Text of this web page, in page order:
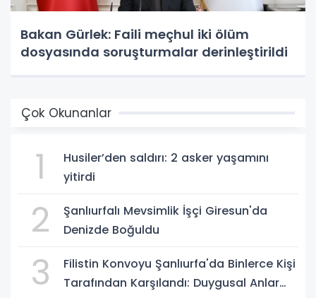
Bakan Gürlek: Faili meçhul iki ölüm
dosyasında soruşturmalar derinleştirildi
Çok Okunanlar
1
Husiler’den saldırı: 2 asker yaşamını
yitirdi
2
Şanlıurfalı Mevsimlik İşçi Giresun'da
Denizde Boğuldu
3
Filistin Konvoyu Şanlıurfa'da Binlerce Kişi
Tarafından Karşılandı: Duygusal Anlar